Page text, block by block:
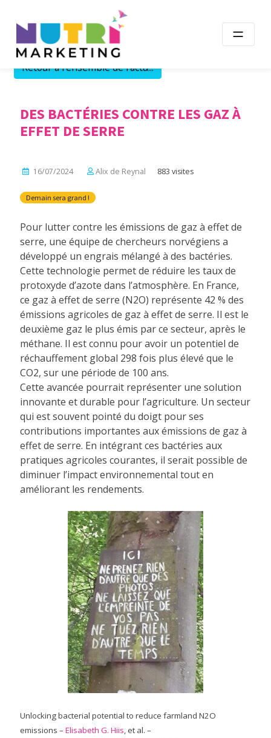
Retour à l'ensemble de l'actu...
DES BACTÉRIES CONTRE LES GAZ À
EFFET DE SERRE
16/07/2024 Alix de Reynal 883 visites
Demain sera grand !
Pour lutter contre les émissions de gaz à effet de
serre, une équipe de chercheurs norvégiens a
développé un engrais mélangé à des bactéries.
Cette technologie permet de réduire les taux de
protoxyde d’azote dans l’atmosphère. En France,
ce gaz à effet de serre (N2O) représente 42 % des
émissions agricoles de gaz à effet de serre. Il est le
deuxième gaz le plus émis par ce secteur, après le
méthane. Il est connu pour avoir un potentiel de
réchauffement global 298 fois plus élevé que le
CO2, sur une période de 100 ans.
Cette avancée pourrait représenter une solution
innovante et durable pour l’agriculture. Un secteur
qui est souvent pointé du doigt pour ses
contributions importantes aux émissions de gaz à
effet de serre. En intégrant ces bactéries aux
pratiques agricoles courantes, il serait possible de
diminuer l’impact environnemental tout en
améliorant les rendements.
Unlocking bacterial potential to reduce farmland N2O
emissions –Elisabeth G. Hiis , et al. –